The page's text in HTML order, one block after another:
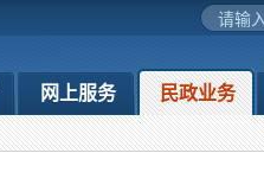
网上服务 民政业务